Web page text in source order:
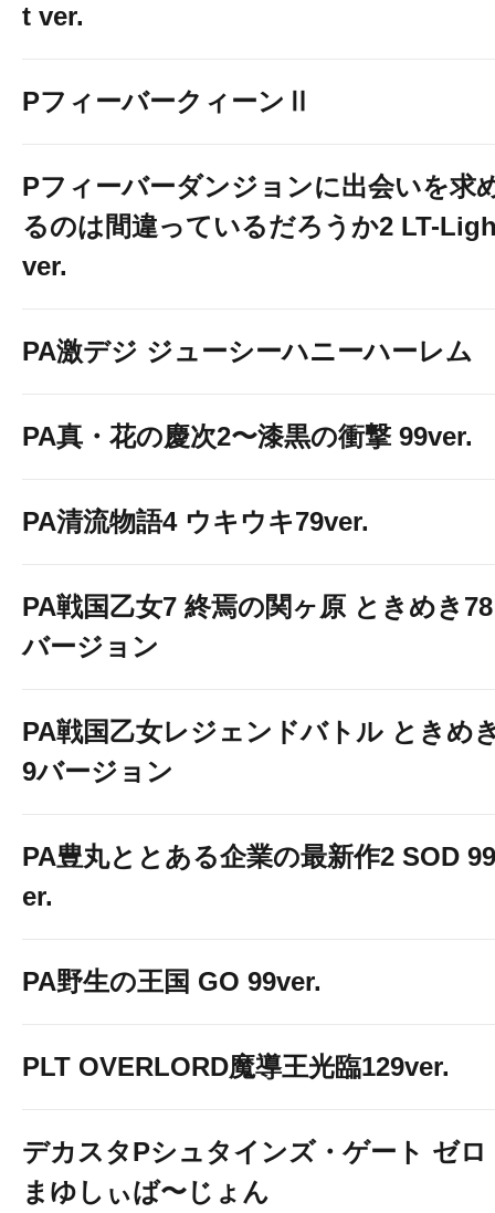
t ver.
PフィーバークィーンⅡ
Pフィーバーダンジョンに出会いを求
るのは間違っているだろうか2 LT-
ver.
PA激デジ ジューシーハニーハーレム
PA真・花の慶次2〜漆黒の衝撃 99ver.
PA清流物語4 ウキウキ79ver.
PA戦国乙女7 終焉の関ヶ原 ときめき78
バージョン
PA戦国乙女レジェンドバトル ときめ
9バージョン
PA豊丸ととある企業の最新作2 SOD
er.
PA野生の王国 GO 99ver.
PLT OVERLORD魔導王光臨129ver.
デカスタPシュタインズ・ゲート ゼロ
まゆしぃば〜じょん